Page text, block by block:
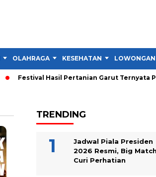
OLAHRAGA KESEHATAN
Festival Hasil Pertanian Garut Ternyata
TRENDING
Jadwal Piala Presiden
2026 Resmi, Big
Curi Perhatian